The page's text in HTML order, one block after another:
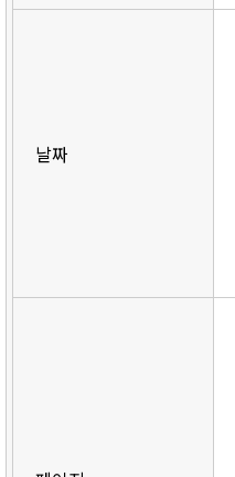
날짜